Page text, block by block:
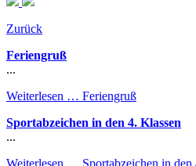
Zurück
Feriengruß
...
Weiterlesen … Feriengruß
Sportabzeichen in den 4. Klassen
...
Weiterlesen … Sportabzeichen in den